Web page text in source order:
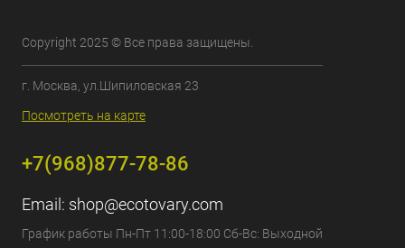
Copyright 2025 © Все права защищены.
г. Москва, ул.Шипиловская 23
Посмотреть на карте
+7(968)877-78-86
Email: shop@ecotovary.com
График работы Пн-Пт 11:00-18:00 Сб-Вс: Выходной